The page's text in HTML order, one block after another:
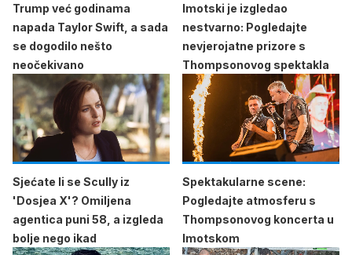
Trump već godinama
napada Taylor Swift, a sada
se dogodilo nešto
neočekivano
Imotski je izgledao
nestvarno: Pogledajte
nevjerojatne prizore s
Thompsonovog spektakla
Sjećate li se Scully iz
'Dosjea X'? Omiljena
agentica puni 58, a izgleda
bolje nego ikad
Spektakularne scene:
Pogledajte atmosferu s
Thompsonovog koncerta u
Imotskom